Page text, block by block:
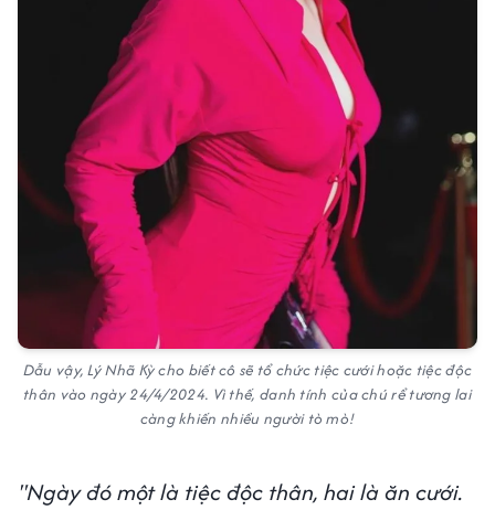
Dẫu vậy, Lý Nhã Kỳ cho biết cô sẽ tổ chức tiệc cưới hoặc tiệc độc
thân vào ngày 24/4/2024. Vì thế, danh tính của chú rể tương lai
càng khiến nhiều người tò mò!
"Ngày đó một là tiệc độc thân, hai là ăn cưới.